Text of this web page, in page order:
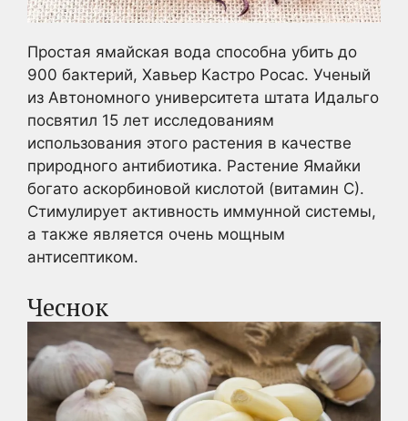
Простая ямайская вода способна убить до
900 бактерий, Хавьер Кастро Росас. Ученый
из Автономного университета штата Идальго
посвятил 15 лет исследованиям
использования этого растения в качестве
природного антибиотика. Растение Ямайки
богато аскорбиновой кислотой (витамин С).
Стимулирует активность иммунной системы,
а также является очень мощным
антисептиком.
Чеснок